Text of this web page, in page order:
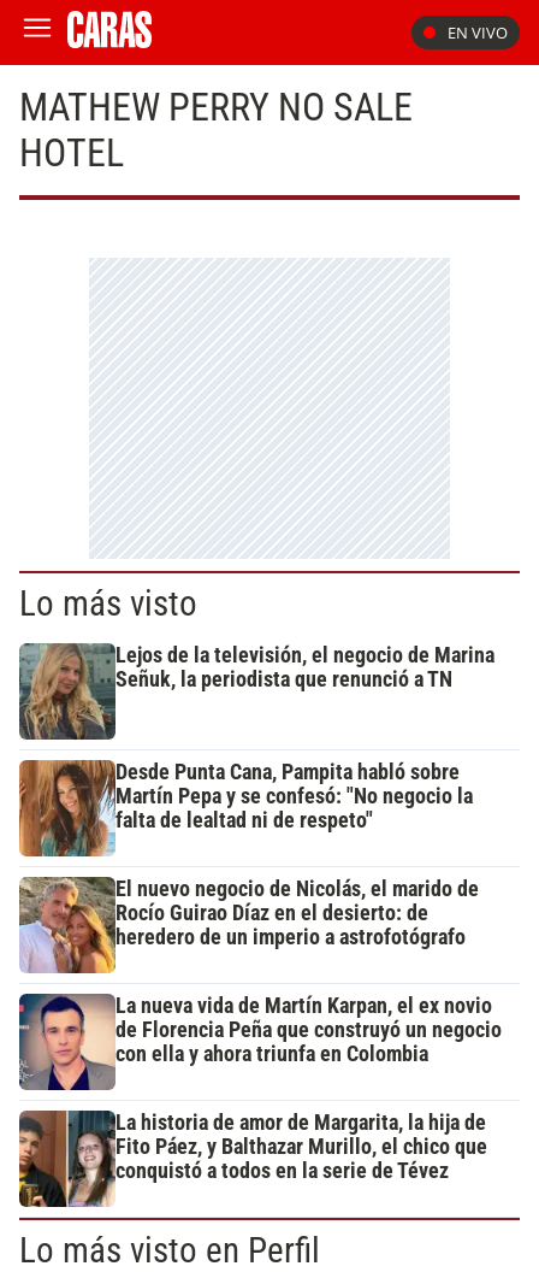
EN VIVO
MATHEW PERRY NO SALE
HOTEL
Lo más visto
Lejos de la televisión, el negocio de Marina
Señuk, la periodista que renunció a TN
Desde Punta Cana, Pampita habló sobre
Martín Pepa y se confesó: "No negocio la
falta de lealtad ni de respeto"
El nuevo negocio de Nicolás, el marido de
Rocío Guirao Díaz en el desierto: de
heredero de un imperio a astrofotógrafo
La nueva vida de Martín Karpan, el ex novio
de Florencia Peña que construyó un negocio
con ella y ahora triunfa en Colombia
La historia de amor de Margarita, la hija de
Fito Páez, y Balthazar Murillo, el chico que
conquistó a todos en la serie de Tévez
Lo más visto en Perfil